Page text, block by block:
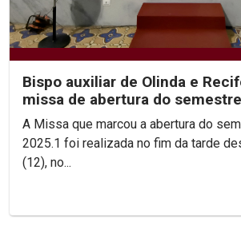
Bispo auxiliar de Olinda e
missa de abertura do
A Missa que marcou a abertura do
2025.1 foi realizada no fim da tarde
(12), no...